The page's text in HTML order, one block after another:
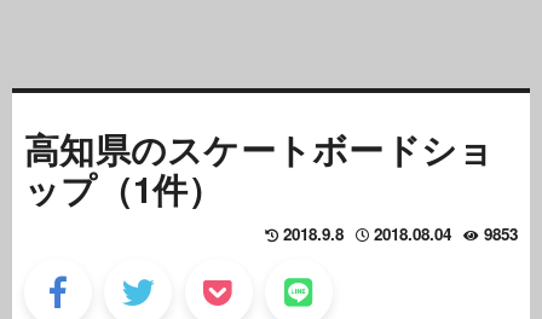
高知県のスケートボードショ
ップ（1件）
9853
2018.08.04
2018.9.8